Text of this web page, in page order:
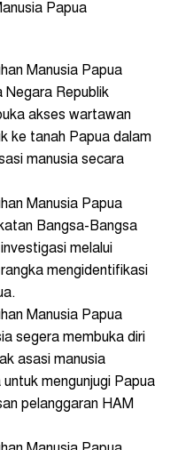
Papua
Manusia Papua
Negara Republik
akses wartawan
ke tanah Papua dalam
manusia secara
Manusia Papua
Bangsa-Bangsa
melalui
mengidentifikasi
Manusia Papua
segera membuka diri
asasi manusia
mengunjugi Papua
pelanggaran HAM